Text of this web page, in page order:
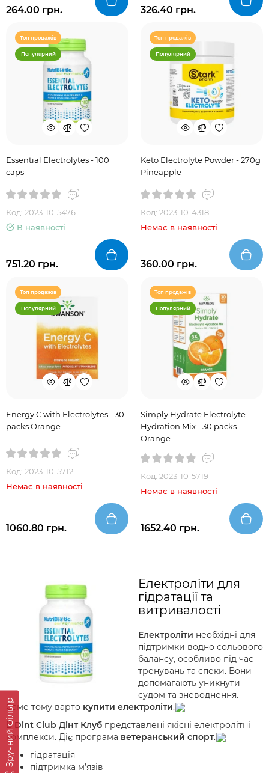
Зручний фільтр
264.00 грн. 326.40 грн.
Топ продажів
Популярний
Essential Electrolytes - 100
caps
Код: 2023-10-5476
В наявності
751.20 грн.
Топ продажів
Популярний
Keto Electrolyte Powder - 270g
Pineapple
Код: 2023-10-4318
Немає в наявності
360.00 грн.
Топ продажів
Популярний
Energy C with Electrolytes - 30
packs Orange
Код: 2023-10-5712
Немає в наявності
1060.80 грн.
Топ продажів
Популярний
Simply Hydrate Electrolyte
Hydration Mix - 30 packs
Orange
Код: 2023-10-5719
Немає в наявності
1652.40 грн.
Електроліти для
гідратації та
витривалості
Електроліти необхідні для
підтримки водно сольового
балансу, особливо під час
тренувань та спеки. Вони
допомагають уникнути
судом та зневоднення.
Саме тому варто купити електроліти.
ВDint Club Дінт Клуб представлені якісні електролітні
комплекси. Діє програма ветеранський спорт.
гідратація
підтримка м’язів